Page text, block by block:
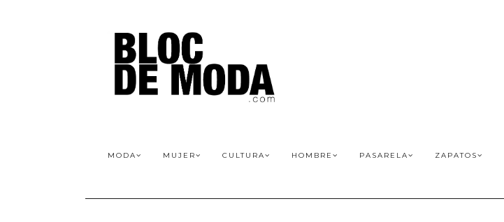
MODA MUJER CULTURA HOMBRE PASARELA ZAPATOS